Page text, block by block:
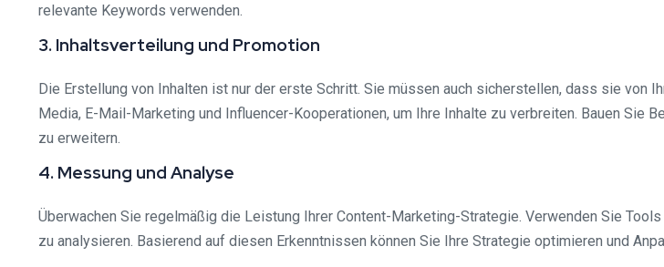
relevante Keywords verwenden.
3. Inhaltsverteilung und Promotion
Die Erstellung von Inhalten ist nur der erste Schritt. Sie müssen auch sicherstellen, dass sie von
Media, E-Mail-Marketing und Influencer-Kooperationen, um Ihre Inhalte zu verbreiten. Bauen Sie
zu erweitern.
4. Messung und Analyse
Überwachen Sie regelmäßig die Leistung Ihrer Content-Marketing-Strategie. Verwenden Sie
zu analysieren. Basierend auf diesen Erkenntnissen können Sie Ihre Strategie optimieren und